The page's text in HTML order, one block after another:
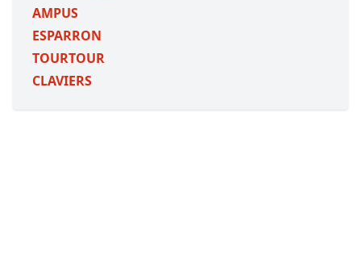
AMPUS
ESPARRON
TOURTOUR
CLAVIERS